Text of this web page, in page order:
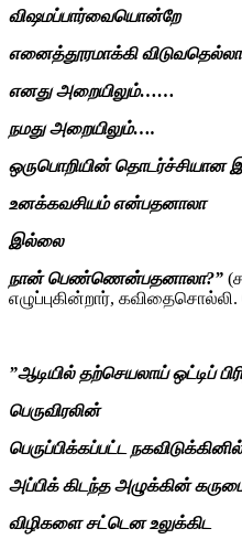
விஷமப்பார்வையொன்றே
எனைத்தூரமாக்கி
எனது அறையிலும்……
நமது அறையிலும்….
ஒருபொறியின் தொடர்ச்சியான
உனக்கவசியம் என்பதனாலா
இல்லை
நான் பெண்ணென்பதனாலா?”
எழுப்புகின்றார், கவிதைசொல்லி.
”ஆடியில் தற்செயலாய் ஒட்டிப்
பெருவிரலின்
பெருப்பிக்கப்பட்ட
அப்பிக் கிடந்த அழுக்கின்
விழிகளை சட்டென உலுக்கிட